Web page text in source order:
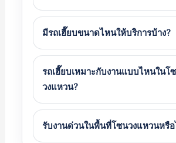
มีรถเฮี๊ยบขนาดไหนให้บริการบ้าง?
รถเฮี๊ยบเหมาะกับงานแบบไหนในโ
วงแหวน?
รับงานด่วนในพื้นที่โซนวงแหวนหรื